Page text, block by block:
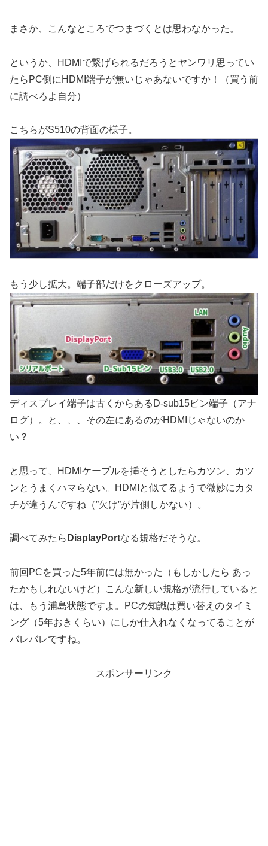
まさか、こんなところでつまづくとは思わなかった。
というか、HDMIで繋げられるだろうとヤンワリ思ってい
たらPC側にHDMI端子が無いじゃあないですか！（買う前
に調べろよ自分）
こちらがS510の背面の様子。
もう少し拡大。端子部だけをクローズアップ。
ディスプレイ端子は古くからあるD-sub15ピン端子（アナ
ログ）。と、、、その左にあるのがHDMIじゃないのか
い？
と思って、HDMIケーブルを挿そうとしたらカツン、カツ
ンとうまくハマらない。HDMIと似てるようで微妙にカタ
チが違うんですね（”欠け”が片側しかない）。
調べてみたら DisplayPortなる規格だそうな。
前回PCを買った5年前には無かった（もしかしたら あっ
たかもしれないけど）こんな新しい規格が流行していると
は、もう浦島状態ですよ。PCの知識は買い替えのタイミ
ング（5年おきくらい）にしか仕入れなくなってることが
バレバレですね。
スポンサーリンク